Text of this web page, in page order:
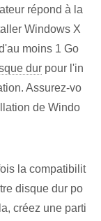
répond à la
Windows X
moins 1 Go
dur pour l'in
Assurez-vo
de Windo
la compatibilit
disque dur po
créez ⁢une parti